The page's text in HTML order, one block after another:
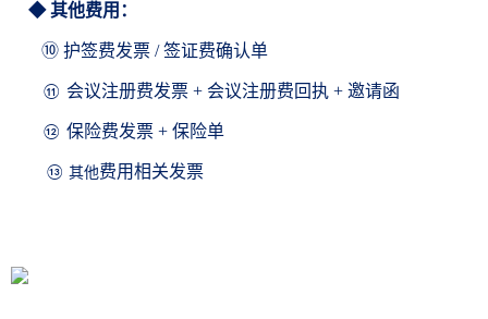
◆ 其他费用：
⑩ 护签费发票 / 签证费确认单
⑪ 会议注册费发票 + 会议注册费回执 + 邀请函
⑫ 保险费发票 + 保险单
⑬ 其他费用相关发票